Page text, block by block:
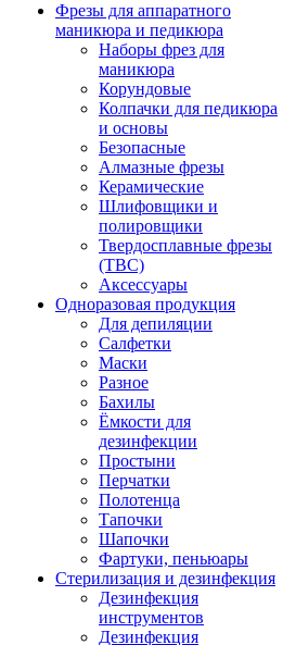
Фрезы для аппаратного
маникюра и педикюра
Наборы фрез для
маникюра
Корундовые
Колпачки для педикюра
и основы
Безопасные
Алмазные фрезы
Керамические
Шлифовщики и
полировщики
Твердосплавные фрезы
(ТВС)
Аксессуары
Одноразовая продукция
Для депиляции
Салфетки
Маски
Разное
Бахилы
Ёмкости для
дезинфекции
Простыни
Перчатки
Полотенца
Тапочки
Шапочки
Фартуки, пеньюары
Стерилизация и дезинфекция
Дезинфекция
инструментов
Дезинфекция